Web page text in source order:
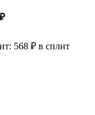
568 ₽ в сплит